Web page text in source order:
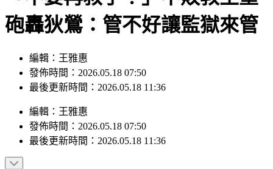
砲轟狄鶯：管不好讓監獄來管
編輯：王雅惠
發佈時間：2026.05.18 07:50
最後更新時間：2026.05.18 11:36
編輯 ： 王雅惠
發佈時間： 2026.05.18 07:50
最後更新時間： 2026.05.18 11:36